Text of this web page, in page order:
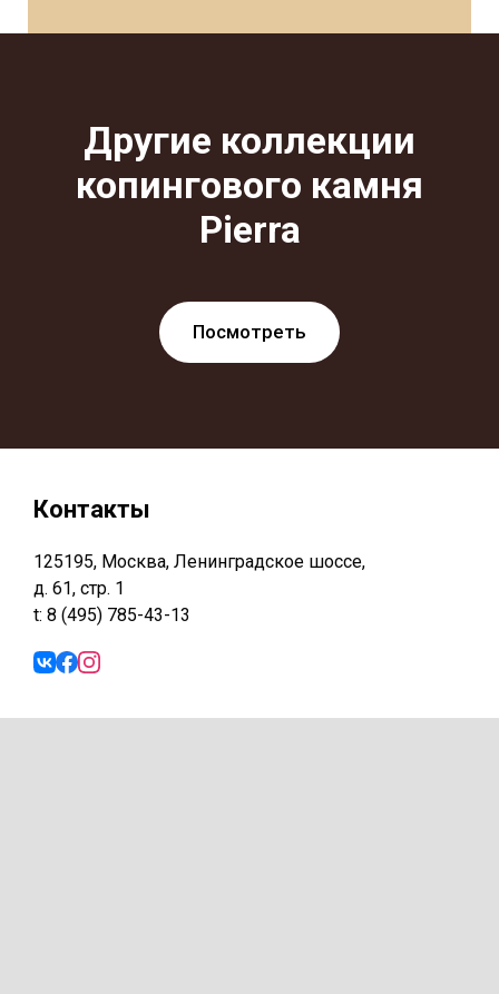
Другие коллекции
копингового камня
Pierra
Посмотреть
Контакты
125195, Москва, Ленинградское шоссе,
д. 61, стр. 1
t: 8 (495) 785-43-13